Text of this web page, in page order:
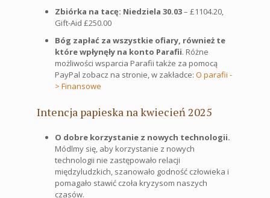
Zbiórka na tacę: Niedziela 30.03– £1104.20,
Gift-Aid £250.00
Bóg zapłać za wszystkie ofiary, również te
które wpłynęły na konto Parafii. Różne
możliwości wsparcia Parafii także za pomocą
PayPal zobacz na stronie, w zakładce:O parafii -
> Finansowe
Intencja papieska na kwiecień 2025
O dobre korzystanie z nowych technologii.
Módlmy się, aby korzystanie z nowych
technologii nie zastępowało relacji
międzyludzkich, szanowało godność człowieka i
pomagało stawić czoła kryzysom naszych
czasów.